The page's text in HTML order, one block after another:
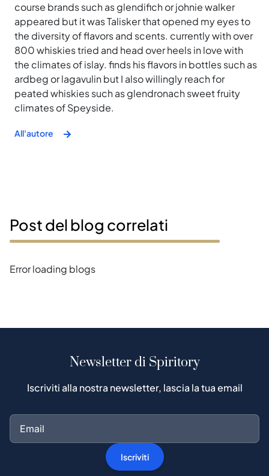
course brands such as glendifich or johnie walker
appeared but it was Talisker that opened my eyes to
the diversity of flavors and scents. currently with over
800 whiskies tried and head over heels in love with
the climates of islay. finds his flavors in bottles such as
ardbeg or lagavulin but I also willingly reach for
peated whiskies such as glendronach sweet fruity
climates of Speyside.
All'autore
Post del blog correlati
Error loading blogs
Newsletter di Spiritory
Iscriviti alla nostra newsletter, lascia la tua email
Iscriviti